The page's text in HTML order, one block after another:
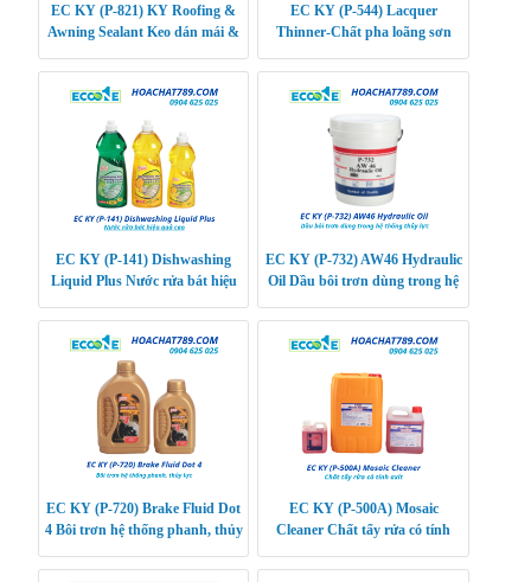
EC KY (P-821) KY Roofing &
Awning Sealant Keo dán mái &
EC KY (P-544) Lacquer
Thinner-Chất pha loãng sơn
EC KY (P-141) Dishwashing
Liquid Plus Nước rửa bát hiệu
EC KY (P-732) AW46 Hydraulic
Oil Dầu bôi trơn dùng trong hệ
EC KY (P-720) Brake Fluid Dot
4 Bôi trơn hệ thống phanh, thủy
EC KY (P-500A) Mosaic
Cleaner Chất tẩy rửa có tính